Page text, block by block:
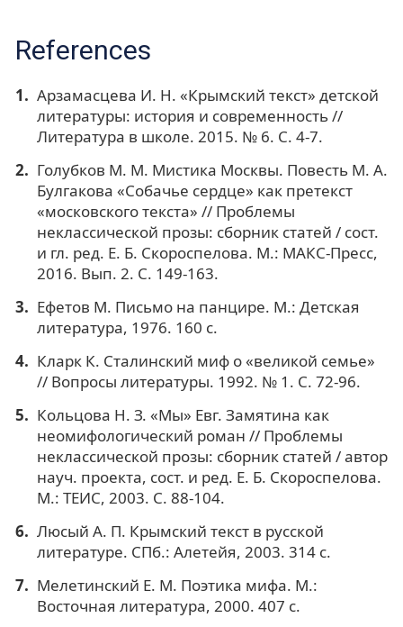
References
Арзамасцева И. Н. «Крымский текст» детской
литературы: история и современность //
Литература в школе. 2015. № 6. С. 4-7.
Голубков М. М. Мистика Москвы. Повесть М. А.
Булгакова «Собачье сердце» как претекст
«московского текста» // Проблемы
неклассической прозы: сборник статей / сост.
и гл. ред. Е. Б. Скороспелова. М.: МАКС-Пресс,
2016. Вып. 2. С. 149-163.
Ефетов М. Письмо на панцире. М.: Детская
литература, 1976. 160 с.
Кларк К. Сталинский миф о «великой семье»
// Вопросы литературы. 1992. № 1. С. 72-96.
Кольцова Н. З. «Мы» Евг. Замятина как
неомифологический роман // Проблемы
неклассической прозы: сборник статей / автор
науч. проекта, сост. и ред. Е. Б. Скороспелова.
М.: ТЕИС, 2003. С. 88-104.
Люсый А. П. Крымский текст в русской
литературе. СПб.: Алетейя, 2003. 314 с.
Мелетинский Е. М. Поэтика мифа. М.:
Восточная литература, 2000. 407 с.